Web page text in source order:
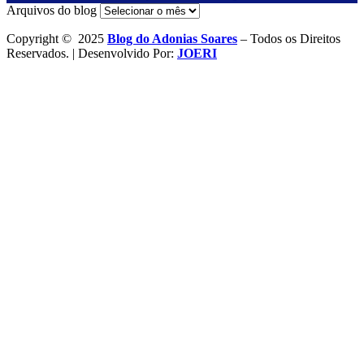
Arquivos do blog
Copyright © 2025 Blog do Adonias Soares – Todos os Direitos
Reservados. | Desenvolvido Por: JOERI